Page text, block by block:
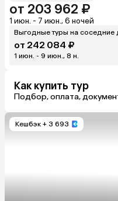
от 203 962 ₽
1 июн. - 7 июн., 6 ночей
Выгодные туры на соседние
от 242 084 ₽
1 июн. - 9 июн., 8 н.
Как купить тур
Подбор, оплата,
Кешбэк + 3 693